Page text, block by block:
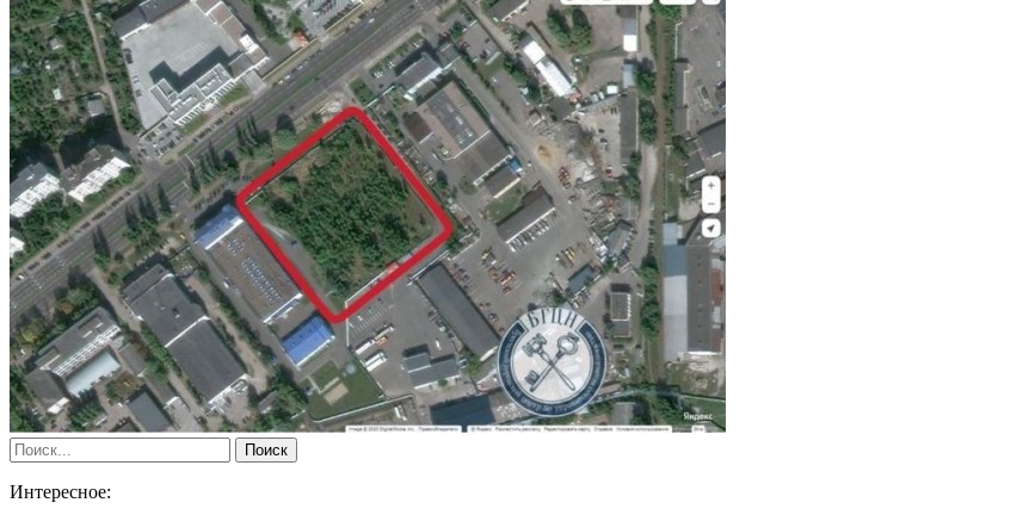
Интересное: